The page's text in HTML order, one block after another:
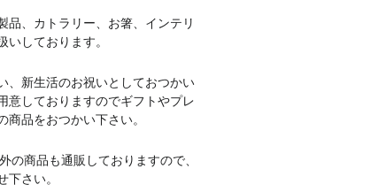
品、カトラリー、お箸、インテリ
しております。
、新生活のお祝いとしておつかい
意しておりますのでギフトやプレ
品をおつかい下さい。
の商品も通販しておりますので、
さい。